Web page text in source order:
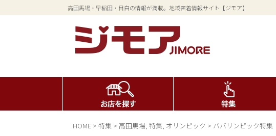
高田馬場・早稲田・目白の情報が満載。地域密着情報サイト【ジモア】
HOME > 特集 > 高田馬場, 特集, オリンピック > ババリンピック特集